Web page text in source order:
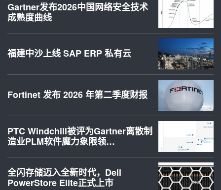
Gartner发布2026中国网络安全技术
成熟度曲线
福建中沙上线 SAP ERP 私有云
Fortinet 发布 2026 年第二季度财报
PTC Windchill被评为Gartner离散制
造业PLM软件魔力象限领…
全闪存储迈入全新时代，Dell
PowerStore Elite正式上市